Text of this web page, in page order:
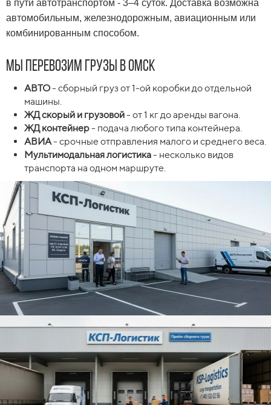
в пути автотранспортом - 3–4 суток. Доставка возможна
автомобильным, железнодорожным, авиационным или
комбинированным способом.
Мы перевозим грузы в Омск
АВТО- сборный груз от 1-ой коробки до отдельной
машины.
ЖД скорый и грузовой- от 1 кг до аренды вагона.
ЖД контейнер- подача любого типа контейнера.
АВИА- срочные отправления малого и среднего веса.
Мультимодальная логистика- несколько видов
транспорта на одном маршруте.